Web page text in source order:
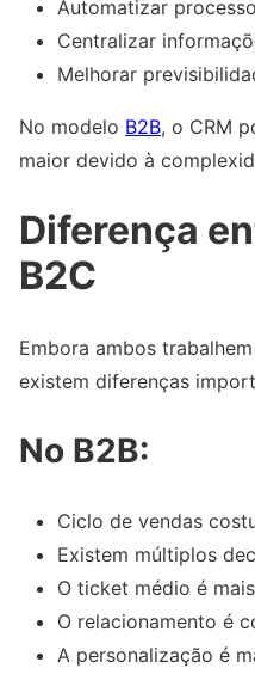
Automatizar
Centralizar
Melhorar
No modelo B2B, o CRM
maior devido à
Diferença
B2C
Embora ambos
existem diferenças
No B2B:
Ciclo de vendas
Existem múltiplos
O ticket médio é
O relacionamento é
A personalização é